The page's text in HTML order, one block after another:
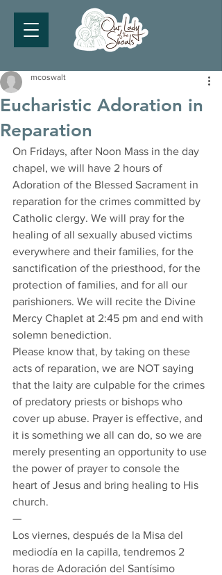
Eucharistic Adoration in
Reparation
mcoswalt
On Fridays, after Noon Mass in the day
chapel, we will have 2 hours of
Adoration of the Blessed Sacrament in
reparation for the crimes committed by
Catholic clergy. We will pray for the
healing of all sexually abused victims
everywhere and their families, for the
sanctification of the priesthood, for the
protection of families, and for all our
parishioners. We will recite the Divine
Mercy Chaplet at 2:45 pm and end with
solemn benediction.
Please know that, by taking on these
acts of reparation, we are NOT saying
that the laity are culpable for the crimes
of predatory priests or bishops who
cover up abuse. Prayer is effective, and
it is something we all can do, so we are
merely presenting an opportunity to use
the power of prayer to console the
heart of Jesus and bring healing to His
church.
—
Los viernes, después de la Misa del
mediodía en la capilla, tendremos 2
horas de Adoración del Santísimo